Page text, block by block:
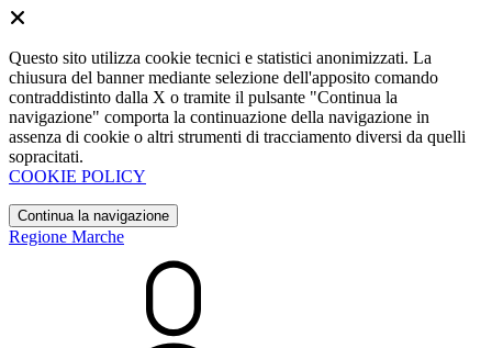
Questo sito utilizza cookie tecnici e statistici anonimizzati. La
chiusura del banner mediante selezione dell'apposito comando
contraddistinto dalla X o tramite il pulsante "Continua la
navigazione" comporta la continuazione della navigazione in
assenza di cookie o altri strumenti di tracciamento diversi da quelli
sopracitati.
COOKIE POLICY
Continua la navigazione
Regione Marche